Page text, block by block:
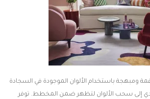
ومبهجة باستخدام الألوان الموجودة في السجادة
إلى سحب الألوان لتظهر ضمن المخطط. توفر